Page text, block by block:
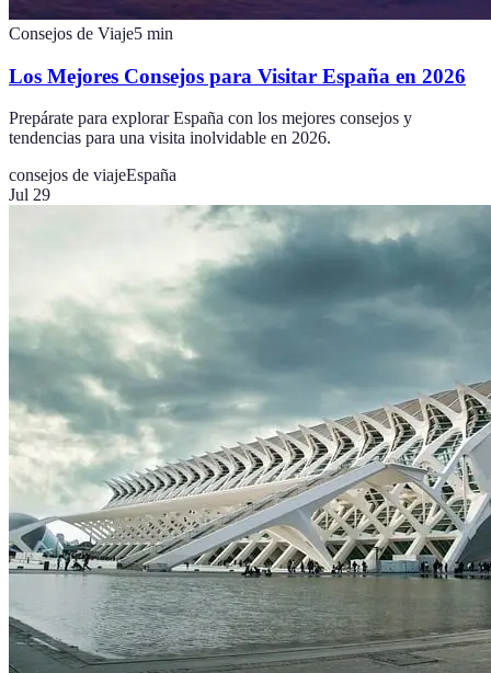
Consejos de Viaje5 min
Los Mejores Consejos para Visitar España en 2026
Prepárate para explorar España con los mejores consejos y
tendencias para una visita inolvidable en 2026.
consejos de viajeEspaña
Jul 29